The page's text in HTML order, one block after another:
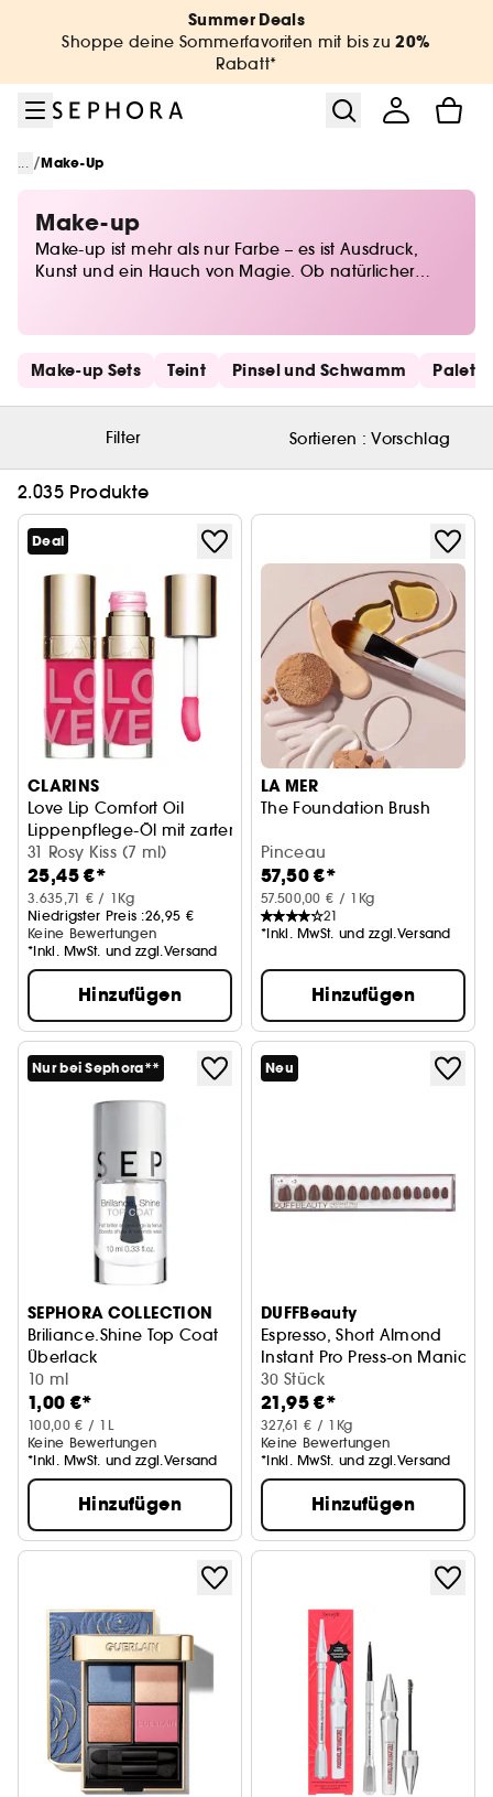
Summer Deals
Shoppe deine Sommerfavoriten mit bis zu20%
Rabatt*
... /Make-Up
Make-up
Make-up ist mehr als nur Farbe – es ist Ausdruck,
Kunst und ein Hauch von Magie. Ob natürlicher
setzen. Von Foundations für den perfekten Teint über
ausdrucksstarkes Augen-Make-up bis hin zu
Lidschatten in allen Nuancen – entdecke die
neuesten Trends und zeitlose Klassiker. Lass deiner
haves für jeden Anlass!
Schnelllinks überspringen
Make-up Sets Teint Pinsel und Schwamm
Filter Sortieren :Vorschlag
2.035 Produkte
Deal
CLARINS
Love Lip Comfort Oil
Lippenpflege-Öl mit zartem Farbglanz
31 Rosy Kiss (7 ml)
25,45 €*
3.635,71 € / 1Kg
Niedrigster Preis :26,95 €
Keine Bewertungen
*Inkl. MwSt. und zzgl.Versand
Hinzufügen
LA MER
The Foundation Brush
Pinceau
57,50 €*
57.500,00 € / 1Kg
21
*Inkl. MwSt. und zzgl.Versand
Hinzufügen
Nur bei Sephora**
SEPHORA COLLECTION
Briliance.Shine Top Coat
Überlack
10 ml
1,00 €*
100,00 € / 1L
Keine Bewertungen
*Inkl. MwSt. und zzgl.Versand
Hinzufügen
Neu
DUFFBeauty
Espresso, Short Almond
Instant Pro Press-on Manicure
30 Stück
21,95 €*
327,61 € / 1Kg
Keine Bewertungen
*Inkl. MwSt. und zzgl.Versand
Hinzufügen